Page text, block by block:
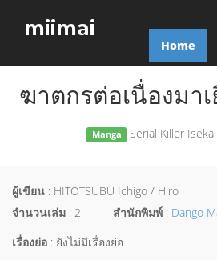
miimai
Home
ฆาตกรต่อเนื่องมา
Manga Serial Killer
ผู้เขียน : HITOTSUBU Ichigo / Hiro
จำนวนเล่ม : 2 สำนักพิมพ์ : Dango
เรื่องย่อ : ยังไม่มีเรื่องย่อ